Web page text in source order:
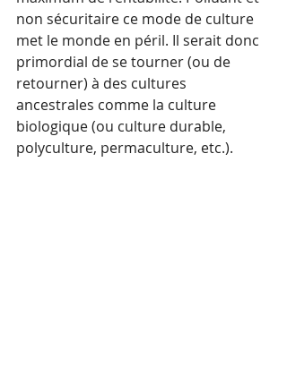
non sécuritaire ce mode de culture
met le monde en péril. Il serait donc
primordial de se tourner (ou de
retourner) à des cultures
ancestrales comme la culture
biologique (ou culture durable,
polyculture, permaculture, etc.).